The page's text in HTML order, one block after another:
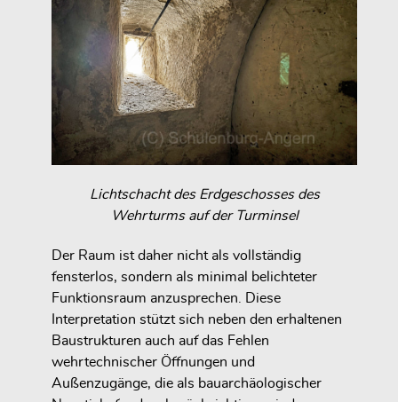
Lichtschacht des Erdgeschosses des
Wehrturms auf der Turminsel
Der Raum ist daher nicht als vollständig
fensterlos, sondern als minimal belichteter
Funktionsraum anzusprechen. Diese
Interpretation stützt sich neben den erhaltenen
Baustrukturen auch auf das Fehlen
wehrtechnischer Öffnungen und
Außenzugänge, die als bauarchäologischer